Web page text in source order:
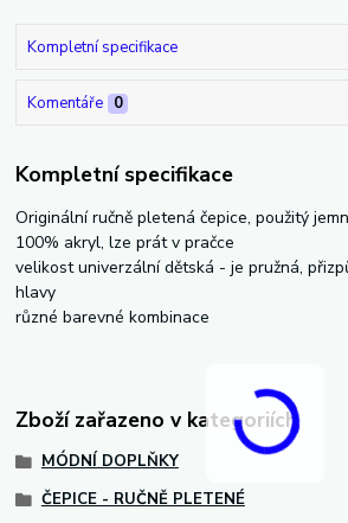
Kompletní specifikace
Komentáře 0
Kompletní specifikace
Originální ručně pletená čepice, použitý
100% akryl, lze prát v pračce
velikost univerzální dětská - je pružná,
hlavy
různé barevné kombinace
Zboží zařazeno v kategoriích
MÓDNÍ DOPLŇKY
ČEPICE - RUČNĚ PLETENÉ